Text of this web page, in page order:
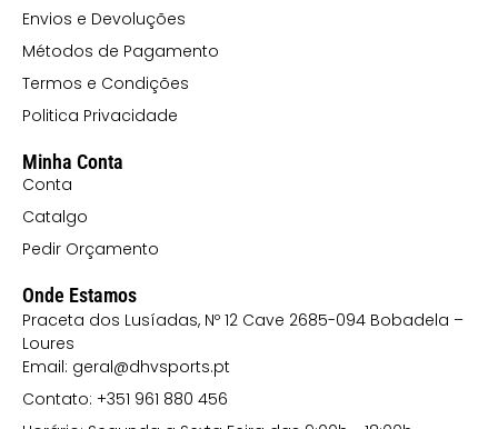
Envios e Devoluções
Métodos de Pagamento
Termos e Condições
Politica Privacidade
Minha Conta
Conta
Catalgo
Pedir Orçamento
Onde Estamos
Praceta dos Lusíadas, Nº 12 Cave 2685-094 Bobadela –
Loures
Email: geral@dhvsports.pt
Contato: +351 961 880 456